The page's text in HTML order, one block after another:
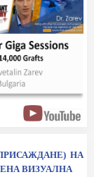
НА
ВИЗУАЛНА